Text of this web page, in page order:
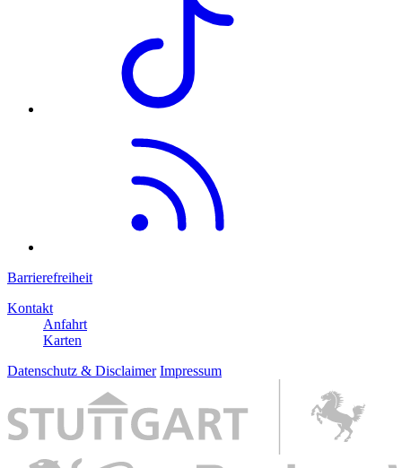
Barrierefreiheit
Kontakt
Anfahrt
Karten
Datenschutz & Disclaimer Impressum